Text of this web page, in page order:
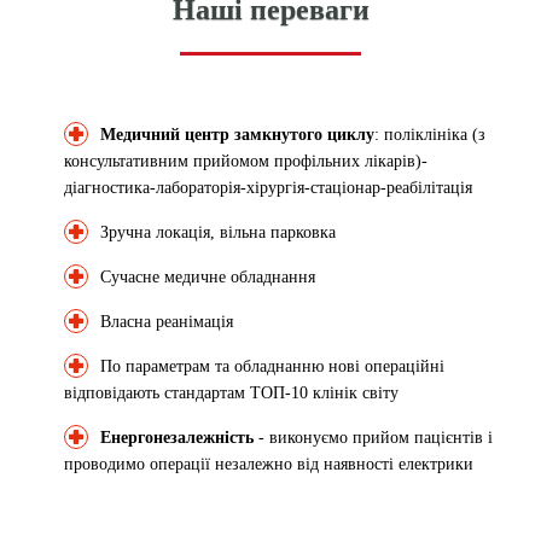
Наші переваги
Медичний центр замкнутого циклу: поліклініка (з
консультативним прийомом профільних лікарів)-
діагностика-лабораторія-хірургія-стаціонар-реабілітація
Зручна локація, вільна парковка
Сучасне медичне обладнання
Власна реанімація
По параметрам та обладнанню нові операційні
відповідають стандартам ТОП-10 клінік світу
Енергонезалежність - виконуємо прийом пацієнтів і
проводимо операції незалежно від наявності електрики